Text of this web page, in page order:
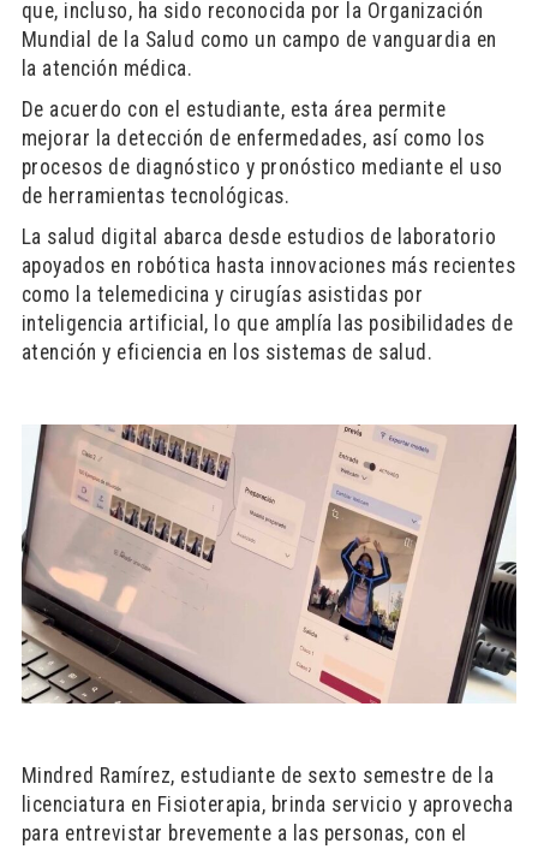
que, incluso, ha sido reconocida por la Organización
Mundial de la Salud como un campo de vanguardia en
la atención médica.
De acuerdo con el estudiante, esta área permite
mejorar la detección de enfermedades, así como los
procesos de diagnóstico y pronóstico mediante el uso
de herramientas tecnológicas.
La salud digital abarca desde estudios de laboratorio
apoyados en robótica hasta innovaciones más recientes
como la telemedicina y cirugías asistidas por
inteligencia artificial, lo que amplía las posibilidades de
atención y eficiencia en los sistemas de salud.
Mindred Ramírez, estudiante de sexto semestre de la
licenciatura en Fisioterapia, brinda servicio y aprovecha
para entrevistar brevemente a las personas, con el